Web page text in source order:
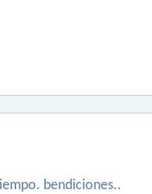
bendiciones..